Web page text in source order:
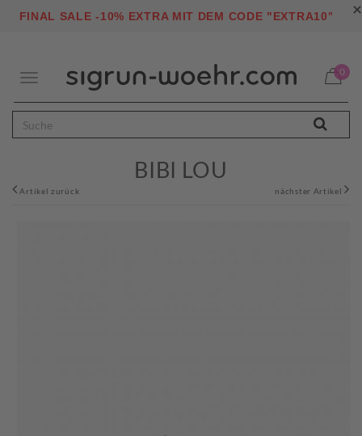
×
FINAL SALE -10% EXTRA MIT DEM CODE "EXTRA10"
Toggle
0
BIBI LOU
Artikel zurück nächster Artikel